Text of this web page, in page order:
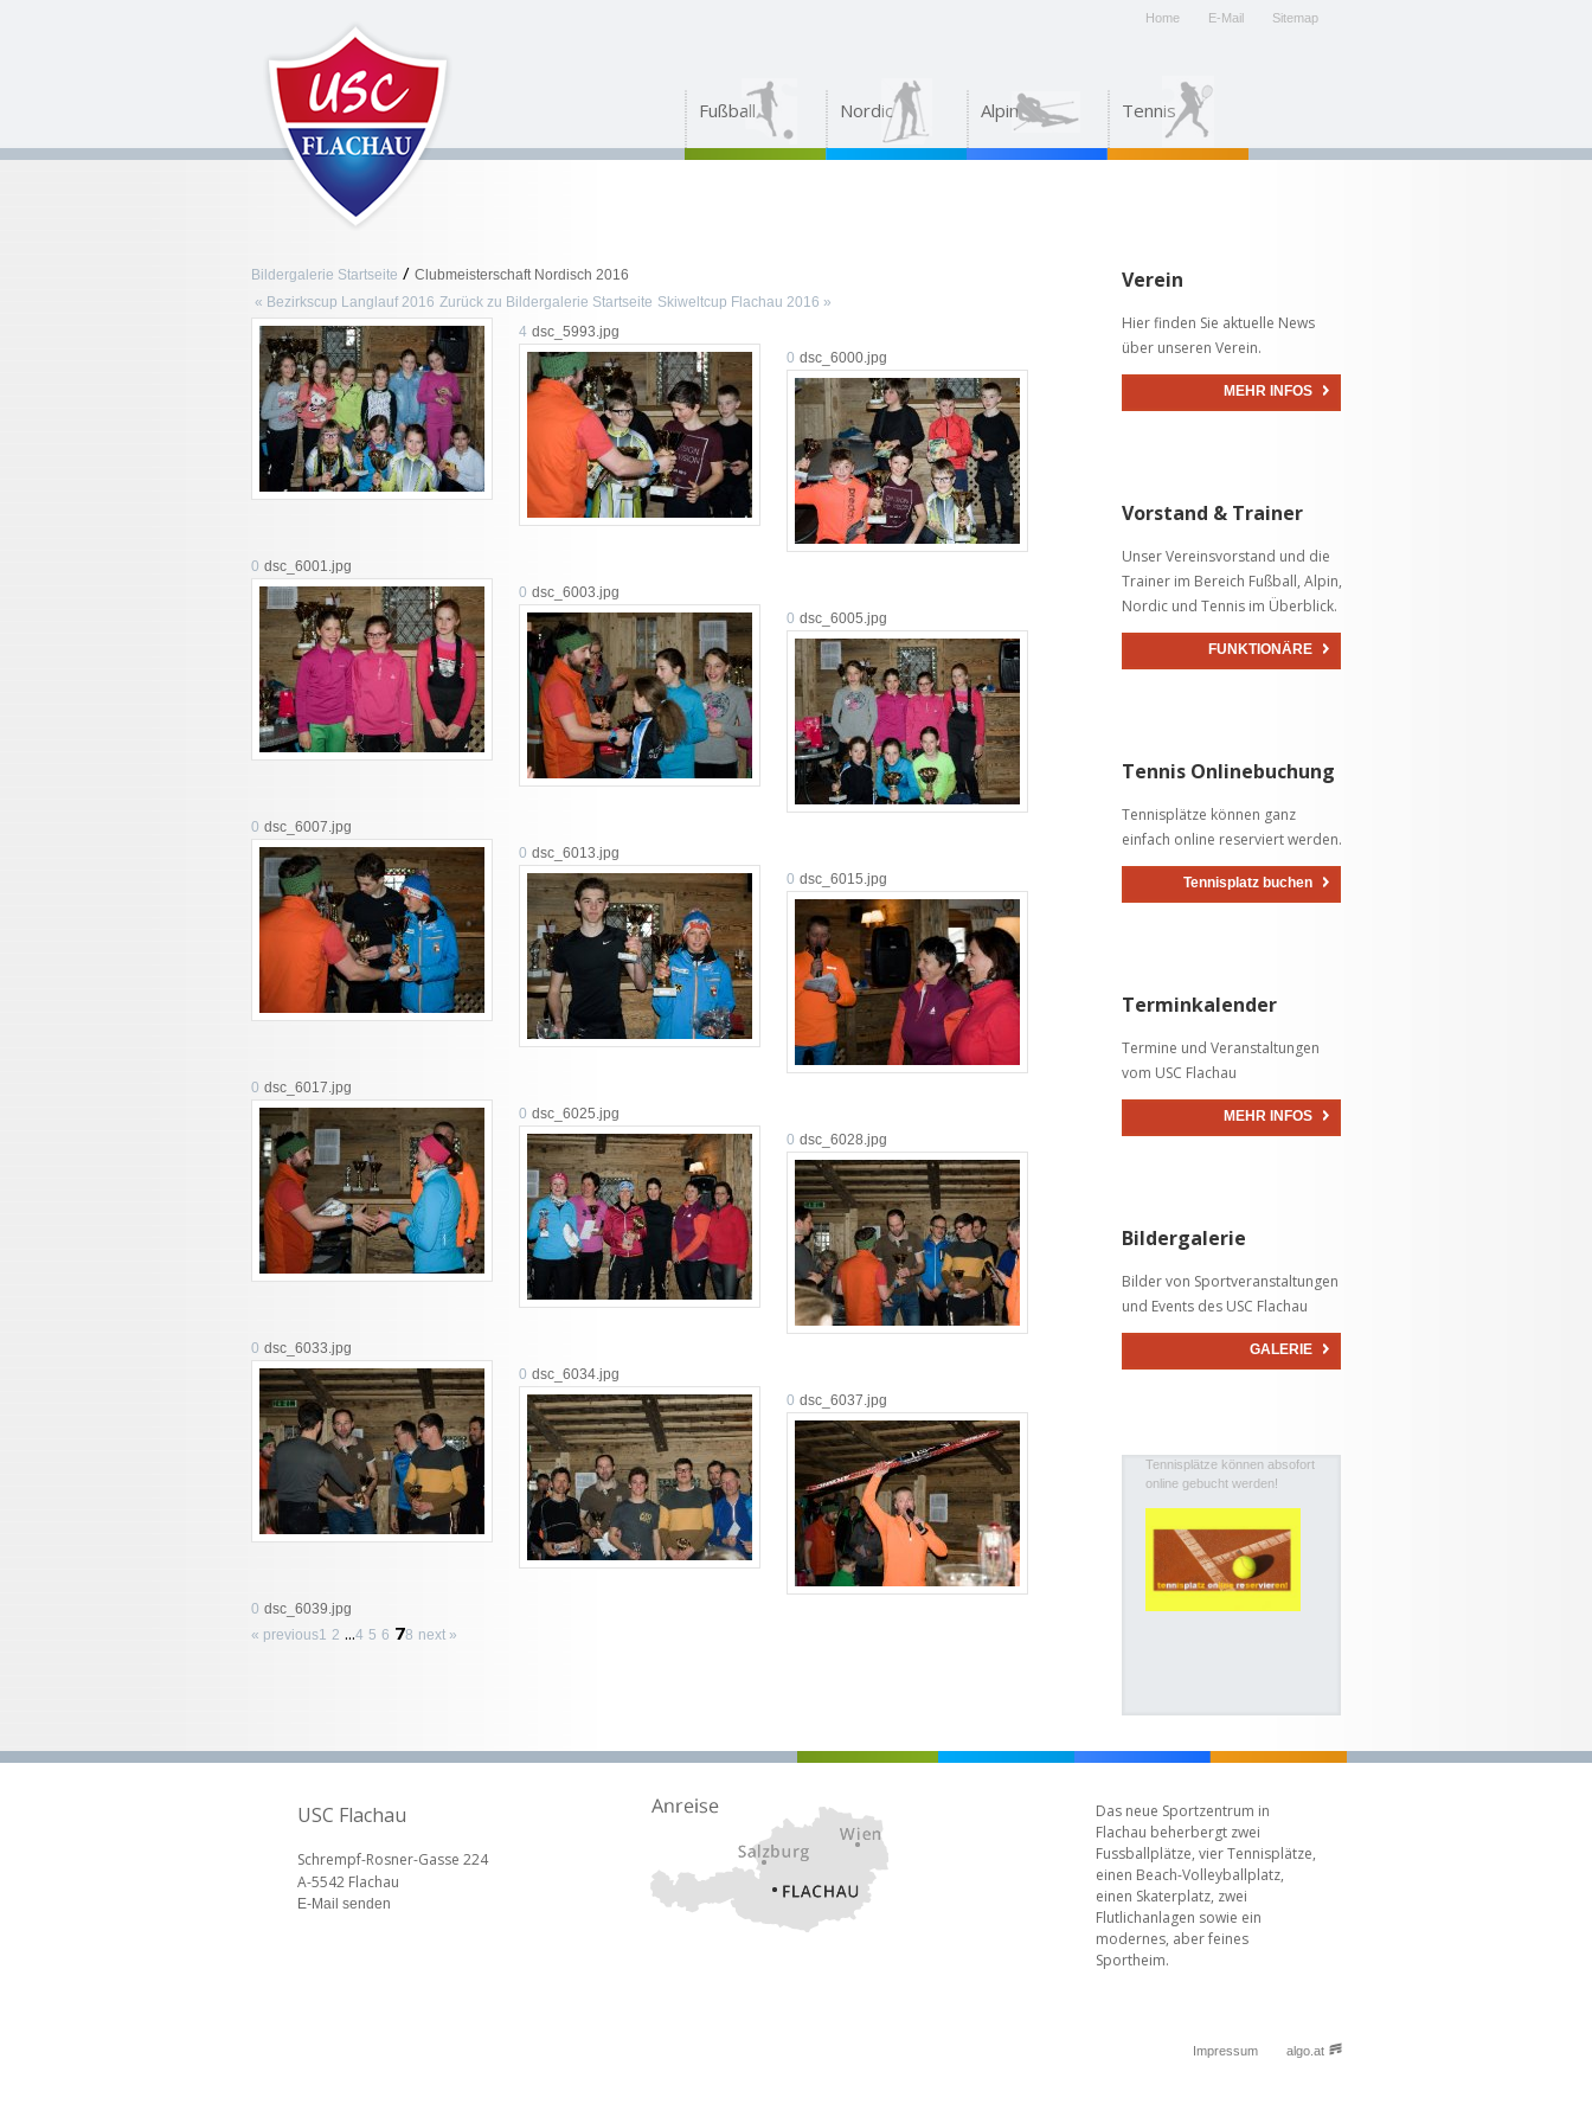
Home E-Mail Sitemap
Fußball Nordic Alpin Tennis
Bildergalerie Startseite / Clubmeisterschaft Nordisch 2016
« Bezirkscup Langlauf 2016 Zurück zu Bildergalerie Startseite Skiweltcup Flachau 2016 »
4 dsc_5993.jpg
0 dsc_6000.jpg
0 dsc_6001.jpg
0 dsc_6003.jpg
0 dsc_6005.jpg
0 dsc_6007.jpg
0 dsc_6013.jpg
0 dsc_6015.jpg
0 dsc_6017.jpg
0 dsc_6025.jpg
0 dsc_6028.jpg
0 dsc_6033.jpg
0 dsc_6034.jpg
0 dsc_6037.jpg
0 dsc_6039.jpg
« previous1 2 ...4 5 6 78 next »
Verein
Hier finden Sie aktuelle News
über unseren Verein.
MEHR INFOS
Vorstand & Trainer
Unser Vereinsvorstand und die
Trainer im Bereich Fußball, Alpin,
Nordic und Tennis im Überblick.
FUNKTIONÄRE
Tennis Onlinebuchung
Tennisplätze können ganz
einfach online reserviert werden.
Tennisplatz buchen
Terminkalender
Termine und Veranstaltungen
vom USC Flachau
MEHR INFOS
Bildergalerie
Bilder von Sportveranstaltungen
und Events des USC Flachau
GALERIE
Tennisplätze können absofort
online gebucht werden!
USC Flachau
Schrempf-Rosner-Gasse 224
A-5542 Flachau
E-Mail senden
Das neue Sportzentrum in
Flachau beherbergt zwei
Fussballplätze, vier Tennisplätze,
einen Beach-Volleyballplatz,
einen Skaterplatz, zwei
Flutlichanlagen sowie ein
modernes, aber feines
Sportheim.
Impressum algo.at